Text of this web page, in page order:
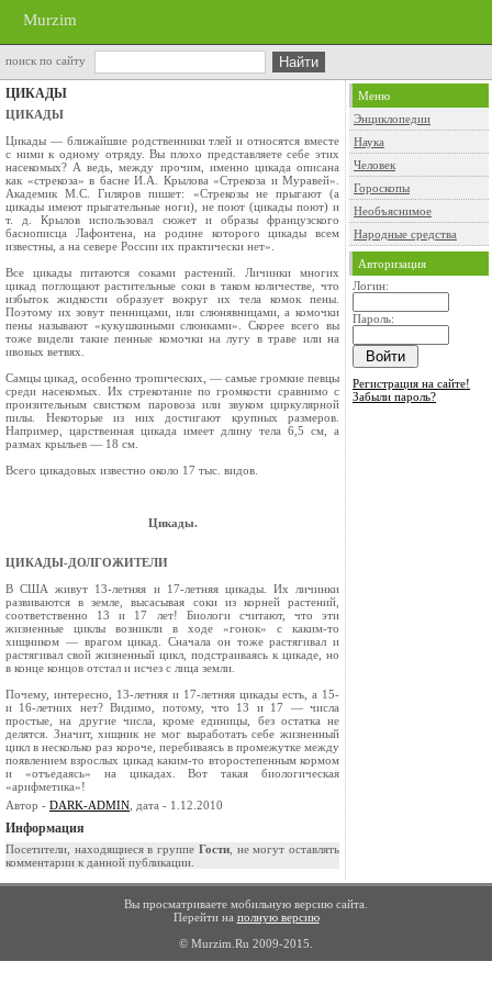
Murzim
поиск по сайту
ЦИКАДЫ
ЦИКАДЫ
Цикады — ближайшие родственники тлей и относятся вместе
с ними к одному отряду. Вы плохо представляете себе этих
насекомых? А ведь, между прочим, именно цикада описана
как «стрекоза» в басне И.А. Крылова «Стрекоза и Муравей».
Академик М.С. Гиляров пишет: «Стрекозы не прыгают (а
цикады имеют прыгательные ноги), не поют (цикады поют) и
т. д. Крылов использовал сюжет и образы француз­ского
баснописца Лафонтена, на родине которого цикады всем
известны, а на севере России их практически нет».
Все цикады питаются соками растений. Ли­чинки многих
цикад поглощают растительные соки в таком количестве, что
избыток жидкости образует вокруг их тела комок пены.
Поэтому их зовут пенницами, или слюнявницами, а комоч­ки
пены называют «кукушкиными слюнками». Скорее всего вы
тоже видели такие пенные ко­мочки на лугу в траве или на
ивовых ветвях.
Самцы цикад, особенно тропических, — са­мые громкие певцы
среди насекомых. Их стре­котание по громкости сравнимо с
пронзитель­ным свистком паровоза или звуком циркуляр­ной
пилы. Некоторые из них достигают крупных размеров.
Например, царственная цикада имеет длину тела 6,5 см, а
размах крыльев — 18 см.
Всего цикадовых известно около 17 тыс. ви­дов.
Цикады.
ЦИКАДЫ-ДОЛГОЖИТЕЛИ
В США живут 13-летняя и 17-летняя цикады. Их личинки
развиваются в земле, высасывая соки из корней рас­тений,
соответственно 13 и 17 лет! Биологи считают, что эти
жизненные циклы возникли в ходе «гонок» с каким-то
хищником — врагом цикад. Сначала он тоже растягивал и
растягивал свой жизненный цикл, подстраиваясь к цикаде, но
в конце концов отстал и исчез с лица земли.
Почему, интересно, 13-летняя и 17-летняя цикады есть, а 15-
и 16-летних нет? Видимо, потому, что 13 и 17 — числа
простые, на другие числа, кроме единицы, без остатка не
делятся. Значит, хищник не мог выработать се­бе жизненный
цикл в несколько раз короче, перебиваясь в про­межутке между
появлением взрослых цикад каким-то второстепенным кормом
и «отъедаясь» на цикадах. Вот та­кая биологическая
«арифметика»!
Автор - DARK-ADMIN , дата - 1.12.2010
Информация
Посетители, находящиеся в группе Гости, не могут оставлять
комментарии к данной публикации.
Меню
Энциклопедии
Наука
Человек
Гороскопы
Необъяснимое
Народные средства
Авторизация
Логин:
Пароль:
Регистрация на сайте!
Забыли пароль?
Вы просматриваете мобильную версию сайта.
Перейти на полную версию
© Murzim.Ru 2009-2015.